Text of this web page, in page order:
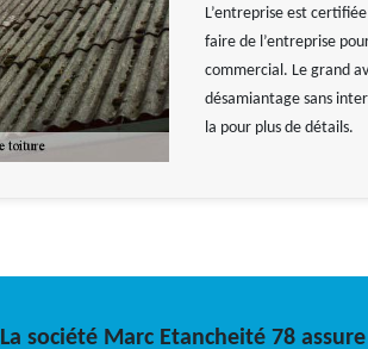
L’entreprise est
faire de l’entreprise
commercial. Le grand
désamiantage sans
la pour plus de détails.
La société Marc Etancheité 78